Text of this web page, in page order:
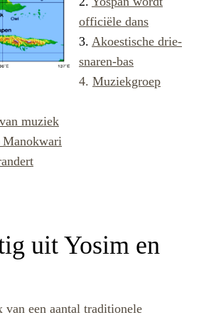
officiële dans
3. Akoestische drie-
snaren-bas
4. Muziekgroep
muziek
Manokwari
uit Yosim en
van een aantal traditionele